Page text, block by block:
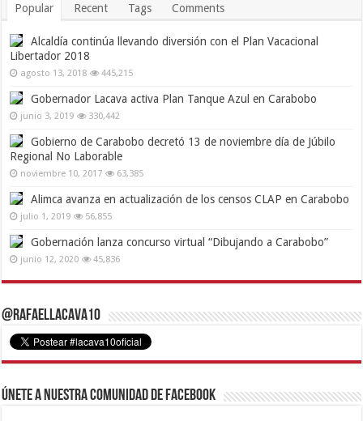
Popular Recent Tags Comments
Alcaldía continúa llevando diversión con el Plan Vacacional
Libertador 2018
agosto 13, 2018 445,215
Gobernador Lacava activa Plan Tanque Azul en Carabobo
junio 3, 2019 330,442
Gobierno de Carabobo decretó 13 de noviembre día de Júbilo
Regional No Laborable
noviembre 10, 2017 63,385
Alimca avanza en actualización de los censos CLAP en Carabobo
julio 1, 2019 56,855
Gobernación lanza concurso virtual “Dibujando a Carabobo”
junio 12, 2020 45,836
@RafaelLacava10
Únete a nuestra comunidad de Facebook